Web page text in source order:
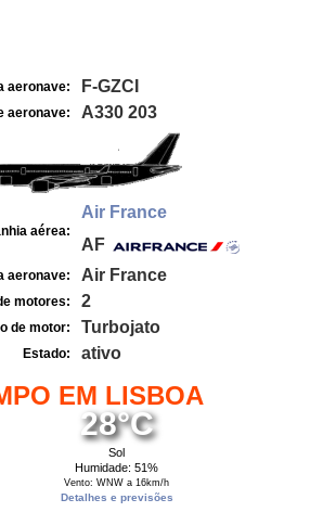
aeronave: F-GZCI
aeronave: A330 203
aérea:
Air France
AF
aeronave: Air France
motores: 2
de motor: Turbojato
Estado: ativo
EM LISBOA
28°C
Sol
Humidade: 51%
Vento: WNW a 16km/h
Detalhes e previsões